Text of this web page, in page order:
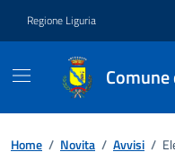
Regione Liguria
Home / Novita / Avvisi /